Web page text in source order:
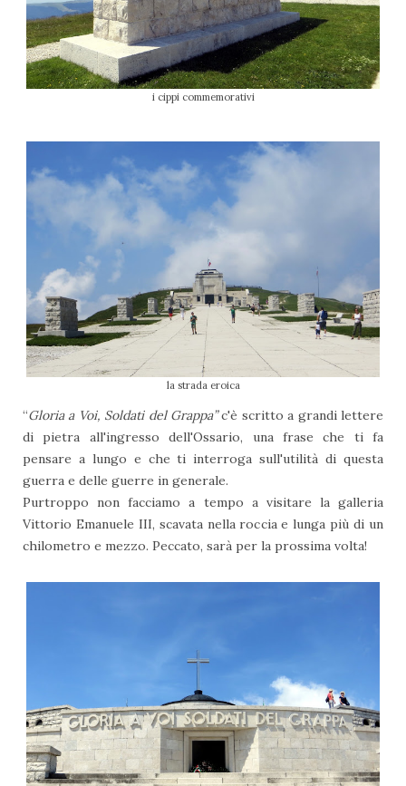
i cippi commemorativi
la strada eroica
“Gloria a Voi, Soldati del Grappa”c'è scritto a grandi lettere
di pietra all'ingresso dell'Ossario, una frase che ti fa
pensare a lungo e che ti interroga sull'utilità di questa
guerra e delle guerre in generale.
Purtroppo non facciamo a tempo a visitare la galleria
Vittorio Emanuele III, scavata nella roccia e lunga più di un
chilometro e mezzo. Peccato, sarà per la prossima volta!